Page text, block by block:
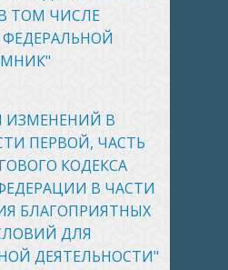
ТОМ ЧИСЛЕ
ИЗМЕНЕНИЙ В
ПЕРВОЙ, ЧАСТЬ
КОДЕКСА
В ЧАСТИ
БЛАГОПРИЯТНЫХ
ДЛЯ
ДЕЯТЕЛЬНОСТИ"